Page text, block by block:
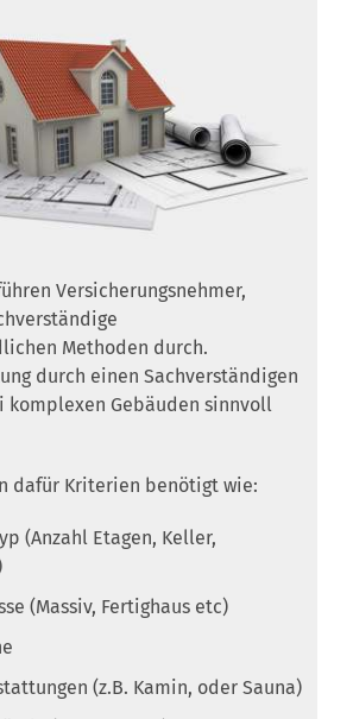
Versicherungsnehmer,
Methoden durch.
durch einen Sachverständigen
komplexen Gebäuden sinnvoll
dafür Kriterien benötigt wie:
(Anzahl Etagen, Keller,
(Massiv, Fertighaus etc)
(z.B. Kamin, oder Sauna)